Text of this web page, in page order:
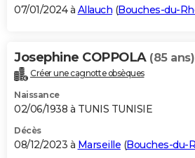
07/01/2024 à Allauch (Bouches-du-
Josephine COPPOLA (85 ans)
Créer une cagnotte obsèques
Naissance
02/06/1938 à TUNIS TUNISIE
Décès
08/12/2023 à Marseille (Bouches-du-